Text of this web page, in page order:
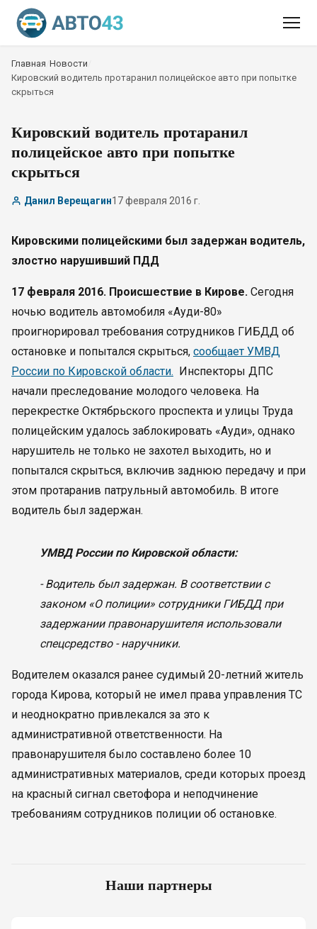
Главная Новости
Кировский водитель протаранил полицейское авто при попытке
скрыться
Кировский водитель протаранил
полицейское авто при попытке
скрыться
Данил Верещагин17 февраля 2016 г.
Кировскими полицейскими был задержан водитель,
злостно нарушивший ПДД
17 февраля 2016. Происшествие в Кирове. Сегодня
ночью водитель автомобиля «Ауди-80»
проигнорировал требования сотрудников ГИБДД об
остановке и попытался скрыться, сообщает УМВД
России по Кировской области. Инспекторы ДПС
начали преследование молодого человека. На
перекрестке Октябрьского проспекта и улицы Труда
полицейским удалось заблокировать «Ауди», однако
нарушитель не только не захотел выходить, но и
попытался скрыться, включив заднюю передачу и при
этом протаранив патрульный автомобиль. В итоге
водитель был задержан.
УМВД России по Кировской области:
- Водитель был задержан. В соответствии с
законом «О полиции» сотрудники ГИБДД при
задержании правонарушителя использовали
спецсредство - наручники.
Водителем оказался ранее судимый 20-летний житель
города Кирова, который не имел права управления ТС
и неоднократно привлекался за это к
административной ответственности. На
правонарушителя было составлено более 10
административных материалов, среди которых проезд
на красный сигнал светофора и неподчинение
требованиям сотрудников полиции об остановке.
Наши партнеры